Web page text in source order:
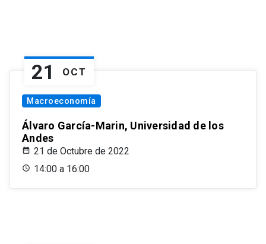
21 OCT
Macroeconomía
Álvaro García-Marin, Universidad de los
Andes
21 de Octubre de 2022
14:00 a 16:00